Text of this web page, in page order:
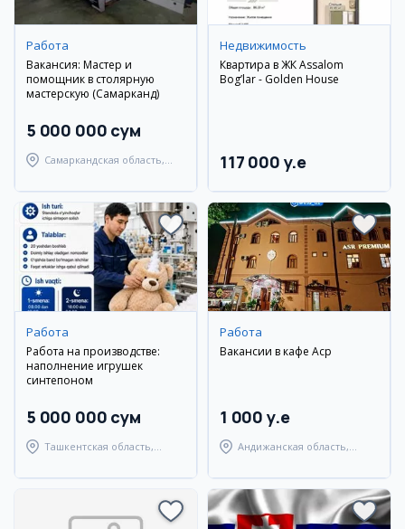
Работа
Вакансия: Мастер и
помощник в столярную
мастерскую (Самарканд)
5 000 000 сум
Самаркандская область,
Недвижимость
Квартира в ЖК Assalom
Bog’lar - Golden House
117 000 y.e
Работа
Работа на производстве:
наполнение игрушек
синтепоном
5 000 000 сум
Ташкентская область,
Работа
Вакансии в кафе Аср
1 000 y.e
Андижанская область,